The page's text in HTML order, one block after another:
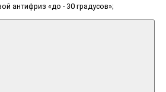
антифриз «до - 30 градусов»;